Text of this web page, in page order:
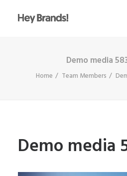
CONÓCENOS
ESCRÍBENOS
Demo media
Home Team Members
Demo media